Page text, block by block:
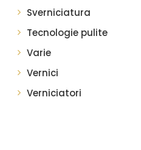
Sverniciatura
Tecnologie pulite
Varie
Vernici
Verniciatori